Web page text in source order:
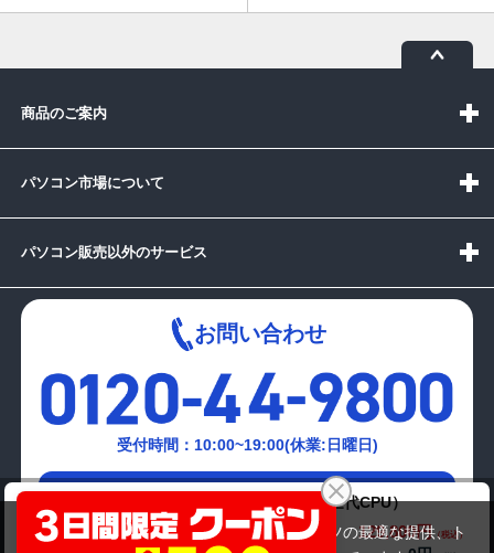
mousecomputer G-Tune EN-Z590 （第11世代CPU）
商品価格(税込) 129,800円
商品のご案内
パソコン市場について
パソコン販売以外のサービス
お問い合わせ
受付時間：10:00~19:00(休業:日曜日)
メールでの
お問い合わせはこちら
当サイトでは利用体験の向上およびコンテンツの最適な提供、ト